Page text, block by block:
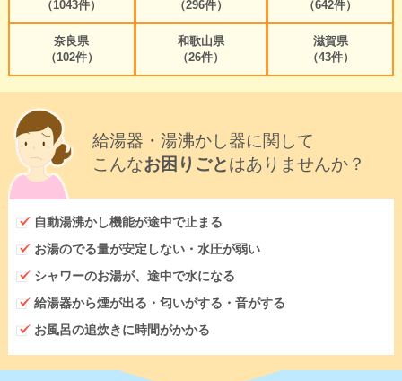
（1043件）
（296件）
（642件）
奈良県
（102件）
和歌山県
（26件）
滋賀県
（43件）
給湯器・湯沸かし器に関して
こんなお困りごとはありませんか？
自動湯沸かし機能が途中で止まる
お湯のでる量が安定しない・水圧が弱い
シャワーのお湯が、途中で水になる
給湯器から煙が出る・匂いがする・音がする
お風呂の追炊きに時間がかかる